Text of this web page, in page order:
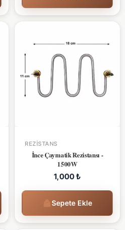
REZISTANS
İnce Çaymatik Rezistansı -
1500W
1,000₺
Sepete Ekle